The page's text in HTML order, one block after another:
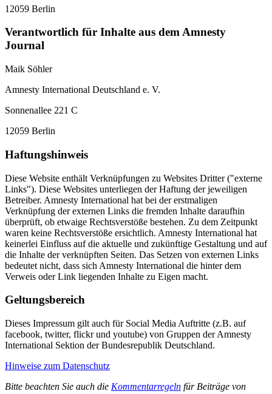
12059 Berlin
Verantwortlich für Inhalte aus dem Amnesty
Journal
Maik Söhler
Amnesty International Deutschland e. V.
Sonnenallee 221 C
12059 Berlin
Haftungshinweis
Diese Website enthält Verknüpfungen zu Websites Dritter ("externe
Links"). Diese Websites unterliegen der Haftung der jeweiligen
Betreiber. Amnesty International hat bei der erstmaligen
Verknüpfung der externen Links die fremden Inhalte daraufhin
überprüft, ob etwaige Rechtsverstöße bestehen. Zu dem Zeitpunkt
waren keine Rechtsverstöße ersichtlich. Amnesty International hat
keinerlei Einfluss auf die aktuelle und zukünftige Gestaltung und auf
die Inhalte der verknüpften Seiten. Das Setzen von externen Links
bedeutet nicht, dass sich Amnesty International die hinter dem
Verweis oder Link liegenden Inhalte zu Eigen macht.
Geltungsbereich
Dieses Impressum gilt auch für Social Media Auftritte (z.B. auf
facebook, twitter, flickr und youtube) von Gruppen der Amnesty
International Sektion der Bundesrepublik Deutschland.
Hinweise zum Datenschutz
Bitte beachten Sie auch die Kommentarregeln für Beiträge von